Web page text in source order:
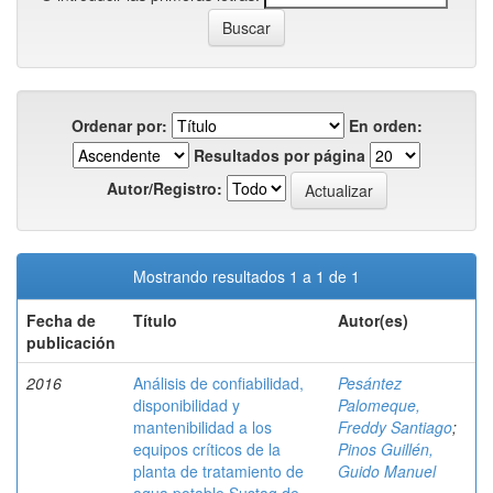
Ordenar por:
En orden:
Resultados por página
Autor/Registro:
Mostrando resultados 1 a 1 de 1
Fecha de
publicación
Título Autor(es)
2016
Análisis de confiabilidad,
disponibilidad y
mantenibilidad a los
equipos críticos de la
planta de tratamiento de
Pesántez
Palomeque,
Freddy Santiago;
Pinos Guillén,
Guido Manuel